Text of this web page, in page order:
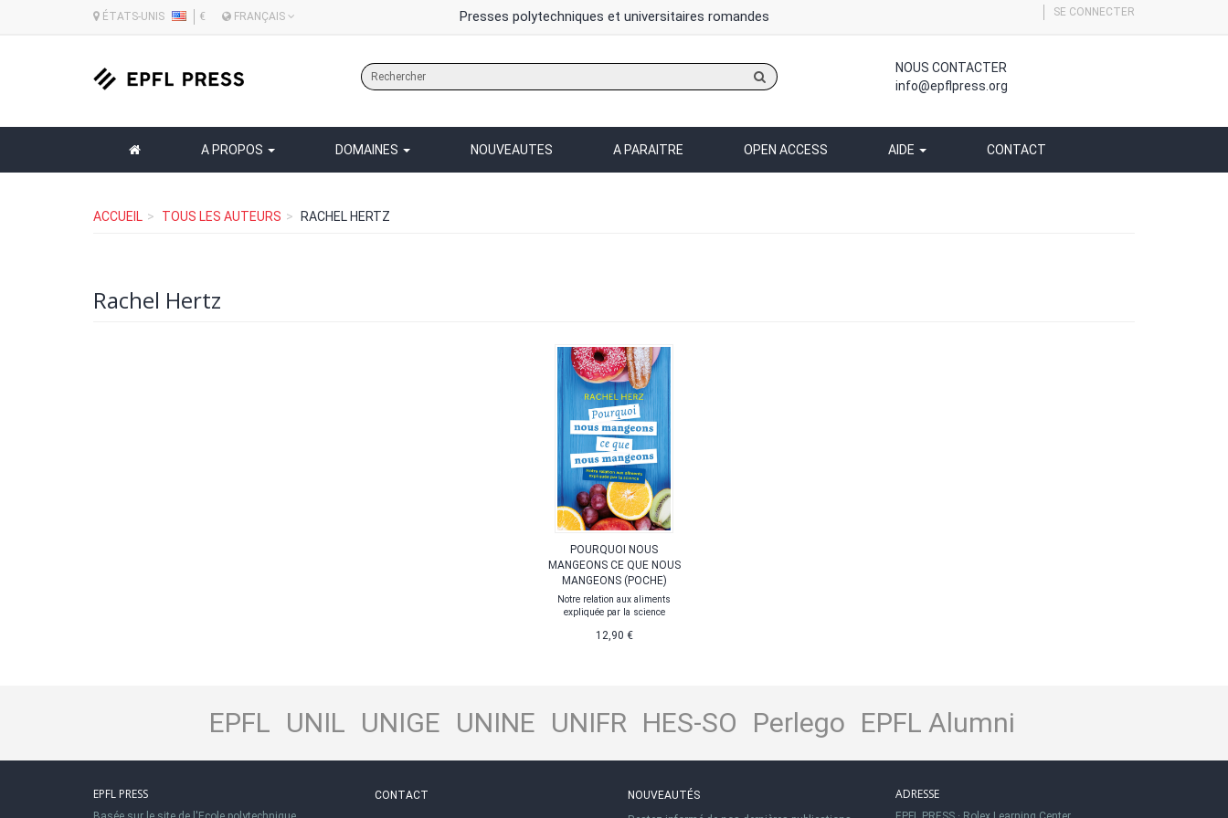
ÉTATS-UNIS € FRANÇAIS Presses polytechniques et universitaires romandes SE CONNECTER
sur
site
NOUS CONTACTER
info@epflpress.org
A PROPOS DOMAINES NOUVEAUTES A PARAITRE OPEN ACCESS AIDE CONTACT
ACCUEIL TOUS LES AUTEURS RACHEL HERTZ
Rachel Hertz
POURQUOI NOUS
MANGEONS CE QUE NOUS
MANGEONS (POCHE)
Notre relation aux aliments
expliquée par la science
12,90 €
EPFL UNIL UNIGE UNINE UNIFR HES-SO Perlego EPFL Alumni
EPFL PRESS CONTACT
NOUVEAUTÉS
ADRESSE